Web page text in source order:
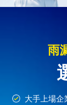
雨
大手上場